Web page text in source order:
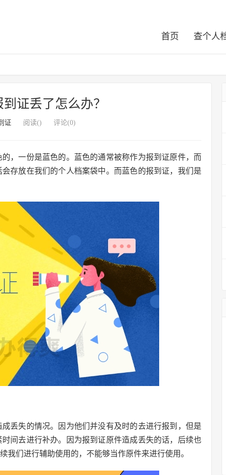
首页 查个人
证丢了怎么办？
证 阅读() 评论(0)
，一份是蓝色的。蓝色的通常被称作为报到证原件，而
存放在我们的个人档案袋中。而蓝色的报到证，我们是
丢失的情况。因为他们并没有及时的去进行报到，但是
间去进行补办。因为报到证原件造成丢失的话，后续也
我们进行辅助使用的，不能够当作原件来进行使用。